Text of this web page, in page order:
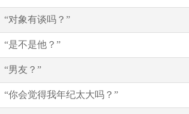
“对象有谈吗？”
“是不是他？”
“男友？”
“你会觉得我年纪太大吗？”